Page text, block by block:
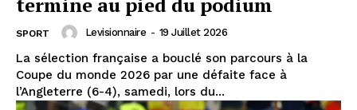
SPORT Levisionnaire - 19 Juillet 2026
La sélection française a bouclé son parcours à la
Coupe du monde 2026 par une défaite face à
l’Angleterre (6-4), samedi, lors du...